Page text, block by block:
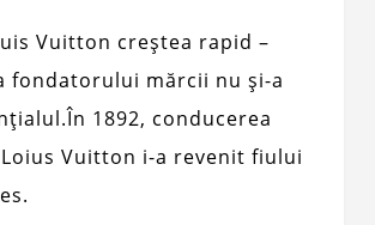
Vuitton creștea rapid –
fondatorului mărcii nu și-a
În 1892, conducerea
Vuitton i-a revenit fiului